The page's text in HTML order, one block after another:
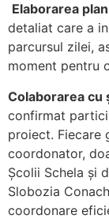
Elaborarea
detaliat care a
parcursul zilei,
moment pentru
Colaborarea cu
confirmat
proiect. Fiecare
coordonator,
Școlii Schela și
Slobozia
coordonare